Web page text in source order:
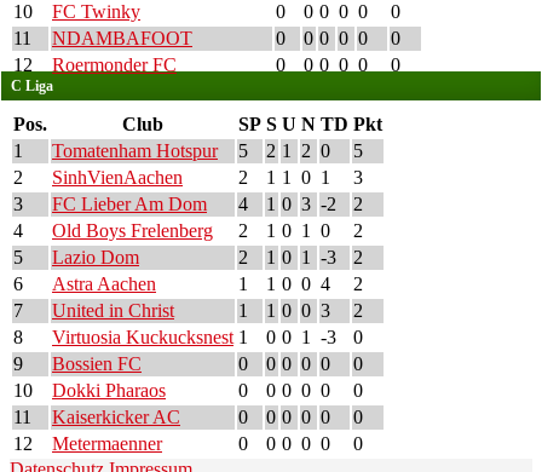
10
FC Twinky 0 0 0 0 0
0
11
NDAMBAFOOT 0 0 0 0 0
0
12
Roermonder FC 0 0 0 0 0 0
C Liga
Pos. Club SP S U N TD Pkt
1
Tomatenham Hotspur 5 2 1 2 0
5
2
SinhVienAachen 2 1 1 0 1
3
3
FC Lieber Am Dom 4 1 0 3 -2
2
4
Old Boys Frelenberg 2 1 0 1 0
2
5
Lazio Dom 2 1 0 1 -3
2
6
Astra Aachen 1 1 0 0 4
2
7
United in Christ 1 1 0 0 3
2
8
Virtuosia Kuckucksnest 1 0 0 1 -3
0
9
Bossien FC 0 0 0 0 0
0
10
Dokki Pharaos 0 0 0 0 0
0
11
Kaiserkicker AC 0 0 0 0 0
0
12
Metermaenner 0 0 0 0 0
0